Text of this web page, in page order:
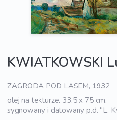
KWIATKOWSKI
ZAGRODA POD LASEM, 1932
olej na tekturze, 33,5 x 75 cm,
sygnowany i datowany p.d. "L.